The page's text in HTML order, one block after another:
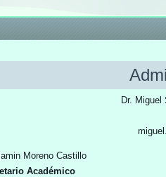
Salvador
Moreno Castillo
Académico